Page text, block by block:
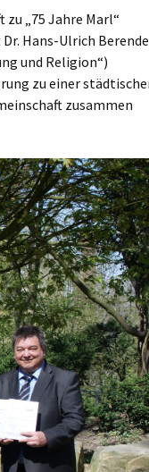
„75 Jahre Marl“
Hans-Ulrich
und Religion“)
zu einer
zusammen